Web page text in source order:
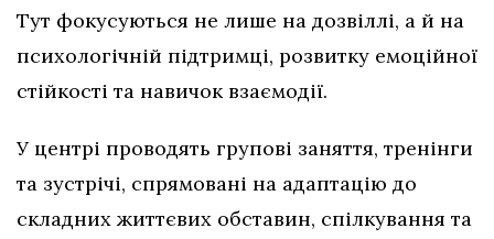
Тут фокусуються не лише на дозвіллі, а й на
психологічній підтримці, розвитку емоційної
стійкості та навичок взаємодії.
У центрі проводять групові заняття, тренінги
та зустрічі, спрямовані на адаптацію до
складних життєвих обставин, спілкування та